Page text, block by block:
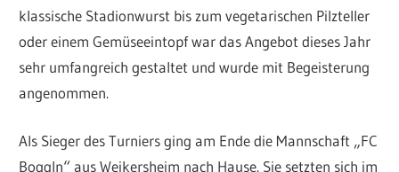
klassische Stadionwurst bis zum vegetarischen Pilzteller
oder einem Gemüseeintopf war das Angebot dieses Jahr
sehr umfangreich gestaltet und wurde mit Begeisterung
angenommen.
Als Sieger des Turniers ging am Ende die Mannschaft „FC
Boggln“ aus Weikersheim nach Hause. Sie setzten sich im